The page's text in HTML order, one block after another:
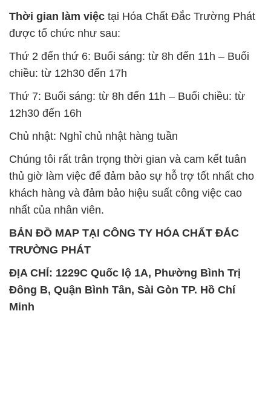
Thời gian làm việc tại Hóa Chất Đắc Trường Phát
được tổ chức như sau:
Thứ 2 đến thứ 6: Buổi sáng: từ 8h đến 11h – Buổi
chiều: từ 12h30 đến 17h
Thứ 7: Buổi sáng: từ 8h đến 11h – Buổi chiều: từ
12h30 đến 16h
Chủ nhật: Nghỉ chủ nhật hàng tuần
Chúng tôi rất trân trọng thời gian và cam kết tuân
thủ giờ làm việc để đảm bảo sự hỗ trợ tốt nhất cho
khách hàng và đảm bảo hiệu suất công việc cao
nhất của nhân viên.
BẢN ĐỒ MAP TẠI CÔNG TY HÓA CHẤT ĐẮC
TRƯỜNG PHÁT
ĐỊA CHỈ: 1229C Quốc lộ 1A, Phường Bình Trị
Đông B, Quận Bình Tân, Sài Gòn TP. Hồ Chí
Minh